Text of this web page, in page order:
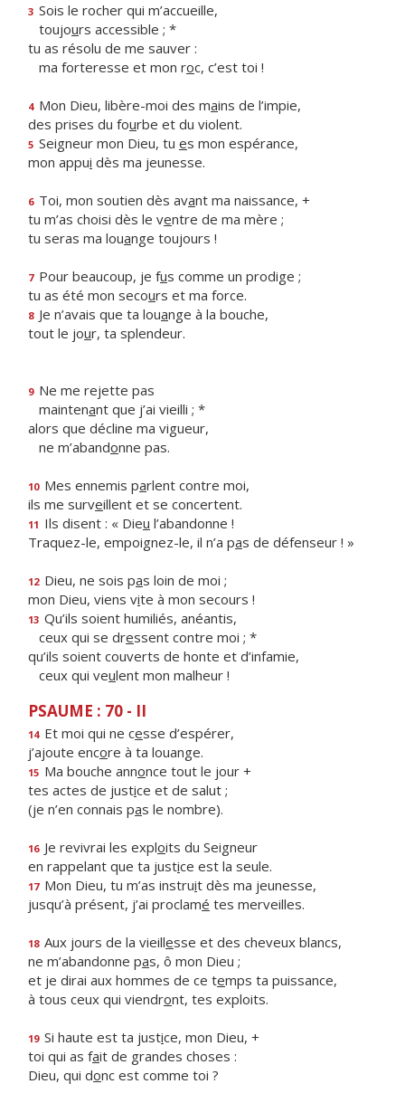
3 Sois le rocher qui m’accueille,
toujours accessible ; *
tu as résolu de me sauver :
ma forteresse et mon roc, c’est toi !
4 Mon Dieu, libère-moi des mains de l’impie,
des prises du fourbe et du violent.
5 Seigneur mon Dieu, tu es mon espérance,
mon appui dès ma jeunesse.
6 Toi, mon soutien dès avant ma naissance, +
tu m’as choisi dès le ventre de ma mère ;
tu seras ma louange toujours !
7 Pour beaucoup, je fus comme un prodige ;
tu as été mon secours et ma force.
8 Je n’avais que ta louange à la bouche,
tout le jour, ta splendeur.
9 Ne me rejette pas
maintenant que j’ai vieilli ; *
alors que décline ma vigueur,
ne m’abandonne pas.
10 Mes ennemis parlent contre moi,
ils me surveillent et se concertent.
11 Ils disent : « Dieu l’abandonne !
Traquez-le, empoignez-le, il n’a pas de défenseur ! »
12 Dieu, ne sois pas loin de moi ;
mon Dieu, viens vite à mon secours !
13 Qu’ils soient humiliés, anéantis,
ceux qui se dressent contre moi ; *
qu’ils soient couverts de honte et d’infamie,
ceux qui veulent mon malheur !
PSAUME : 70 - II
14 Et moi qui ne cesse d’espérer,
j’ajoute encore à ta louange.
15 Ma bouche annonce tout le jour +
tes actes de justice et de salut ;
(je n’en connais pas le nombre).
16 Je revivrai les exploits du Seigneur
en rappelant que ta justice est la seule.
17 Mon Dieu, tu m’as instruit dès ma jeunesse,
jusqu’à présent, j’ai proclamé tes merveilles.
18 Aux jours de la vieillesse et des cheveux blancs,
ne m’abandonne pas, ô mon Dieu ;
et je dirai aux hommes de ce temps ta puissance,
à tous ceux qui viendront, tes exploits.
19 Si haute est ta justice, mon Dieu, +
toi qui as fait de grandes choses :
Dieu, qui donc est comme toi ?